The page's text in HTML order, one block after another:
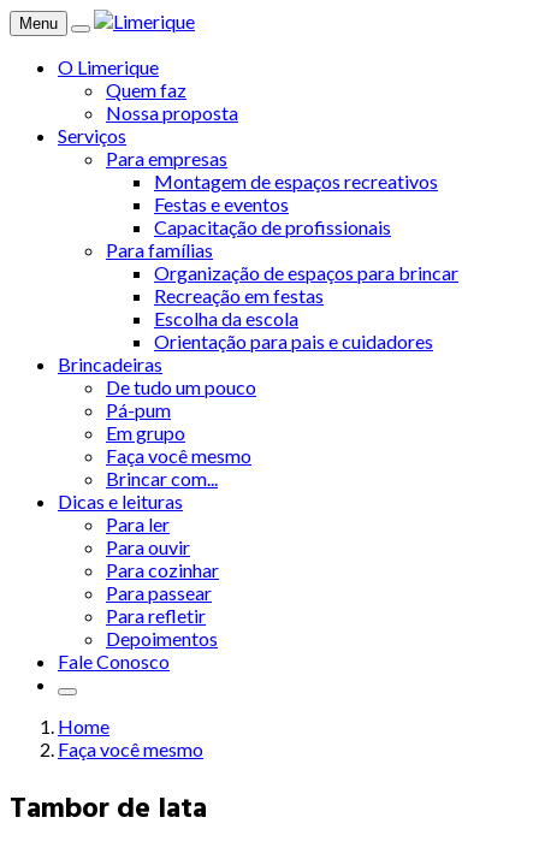
Menu
O Limerique
Quem faz
Nossa proposta
Serviços
Para empresas
Montagem de espaços recreativos
Festas e eventos
Capacitação de profissionais
Para famílias
Organização de espaços para brincar
Recreação em festas
Escolha da escola
Orientação para pais e cuidadores
Brincadeiras
De tudo um pouco
Pá-pum
Em grupo
Faça você mesmo
Brincar com...
Dicas e leituras
Para ler
Para ouvir
Para cozinhar
Para passear
Para refletir
Depoimentos
Fale Conosco
Home
Faça você mesmo
Tambor de lata